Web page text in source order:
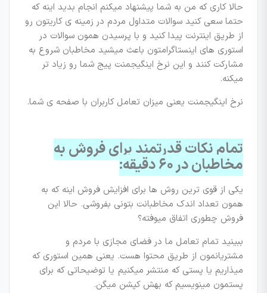
حالا کاری که من به شما پیشنهاد میکنم انجام بدید اینه که
حتما سعی کنید سوالات متداول مردم در زمینه ی کاریتون رو
از طریق اینترنت پیدا کنید و با پرسیدن همون سوالات در
استوری های اینستاگرامتون باعث میشید مخاطبان شروع به
مشارکت کنند و این نرخ اینگیجمنت پیج شما رو زیاد تر
میکنه.
نرخ اینگیجمنت یعنی میزان تعامل کاربران با صفحه ی شما.
تمام نکات قدرتمند برای فروش به
مخاطبان در ۶۰ دقیقه:
یکی از قوی ترین روش ها برای افزایش فروش اینه که به
همون تعداد اندک مخاطبانت بتونی بفروشی. حالا این
فروش چطوری اتفاق میوفته؟
ببینید تمام تعامل ما در فضای مجازی با مردم و
مشتریانمون از طریق محتوا هست. یعنی همین استوری که
میذاریم یا پستی که منتشر میکنیم یا توضیحاتی که برای
پستمون مینویسیم که بهش کپشن میگن.